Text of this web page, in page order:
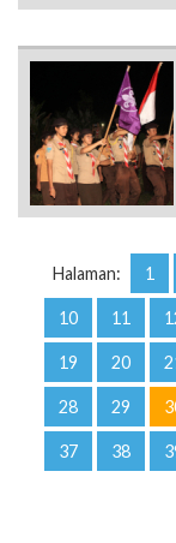
Halaman: 1
10 11
19 20
28 29
37 38